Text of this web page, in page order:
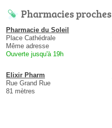
Pharmacies proches
Pharmacie du Soleil
Place Cathédrale
Même adresse
Ouverte jusqu'à 19h
Elixir Pharm
Rue Grand Rue
81 mètres